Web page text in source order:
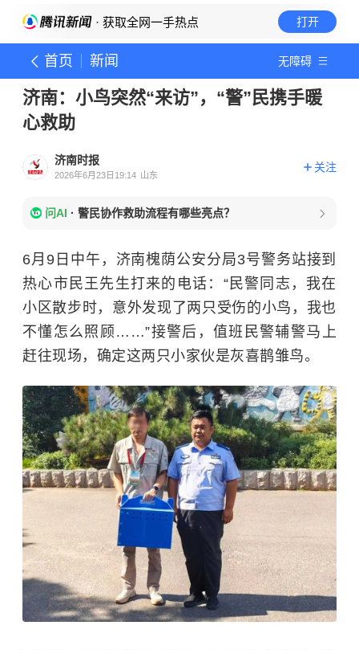
· 获取全网一手热点 打开
首页 新闻 无障碍
济南：小鸟突然“来访”，“警”民携手暖
心救助
济南时报
2026年6月23日19:14 山东
关注
问AI · 警民协作救助流程有哪些亮点？
6月9日中午，济南槐荫公安分局3号警务站接到
热心市民王先生打来的电话：“民警同志，我在
小区散步时，意外发现了两只受伤的小鸟，我也
不懂怎么照顾……”接警后，值班民警辅警马上
赶往现场，确定这两只小家伙是灰喜鹊雏鸟。